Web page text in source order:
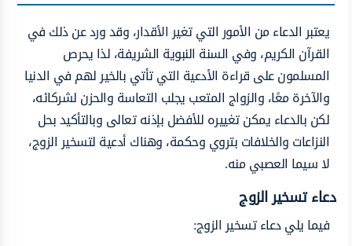
يعتبر الدعاء من الأمور التي تغير الأقدار، وقد ورد عن ذلك في
القرآن الكريم، وفي السنة النبوية الشريفة، لذا يحرص
المسلمون على قراءة الأدعية التي تأتي بالخير لهم في الدنيا
والآخرة معًا، والزواج المتعب يجلب التعاسة والحزن لشركائه،
لكن بالدعاء يمكن تغييره للأفضل بإذنه تعالى وبالتأكيد بحل
النزاعات والخلافات بتروي وحكمة، وهناك أدعية لتسخير الزوج،
لا سيما العصبي منه.
دعاء تسخير الزوج
فيما يلي دعاء تسخير الزوج: